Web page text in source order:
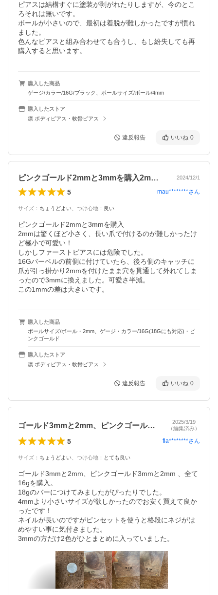
ピアスは結構すぐに塗装が剥がれたりしますが、今のとこ
ろそれは無いです。
ボールが小さいので、最初は着脱が難しかったですが慣れ
ました。
色んなピアスと組み合わせても合うし、もし紛失しても再
購入すると思います。
購入した商品
ゲージ/カラー/16G/ブラック、ボールサイズ/ボール/4mm
購入したストア
凛 ボディピアス・軟骨ピアス
違反報告 いいね 0
ピンクゴールド2mmと3mmを購入2m… 2024/12/1
5 mau********さん
サイズ ： ちょうどよい つけ心地 ： 良い
ピンクゴールド2mmと3mmを購入
2mmは驚くほど小さく、長い爪で付けるのが難しかったけ
ど極小で可愛い！
しかしファーストピアスには危険でした。
16Gバーベルの前側に付けていたら、後ろ側のキャッチに
爪が引っ掛かり2mmを付けたまま穴を貫通して外れてしま
ったので3mmに換えました。可愛さ半減。
この1mmの差は大きいです。
購入した商品
ボールサイズ/ボール・2mm、ゲージ・カラー/16G(18Gにも対応)・ピ
ンクゴールド
購入したストア
凛 ボディピアス・軟骨ピアス
違反報告 いいね 0
ゴールド3mmと2mm、ピンクゴールド…
2025/3/19
（編集済み）
5 fla********さん
サイズ ： ちょうどよい つけ心地 ： とても良い
ゴールド3mmと2mm、ピンクゴールド3mmと2mm 、全て
16gを購入。
18gのバーにつけてみましたがぴったりでした。
4mmより小さいサイズが欲しかったのでお安く買えて良か
ったです！
ネイルが長いのですがピンセットを使うと格段にネジがは
めやすい事に気付きました。
3mmの方だけ2色がひとまとめに入っていました。